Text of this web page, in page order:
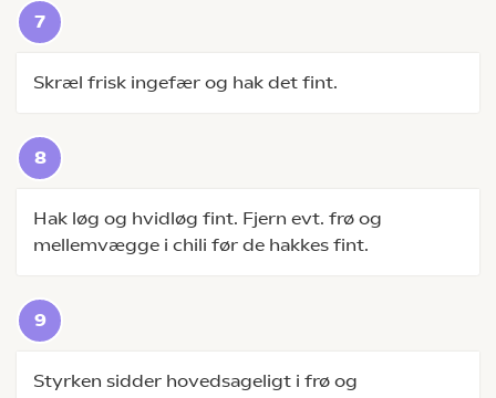
Skræl frisk ingefær og hak det fint.
Hak løg og hvidløg fint. Fjern evt. frø og
mellemvægge i chili før de hakkes fint.
Styrken sidder hovedsageligt i frø og